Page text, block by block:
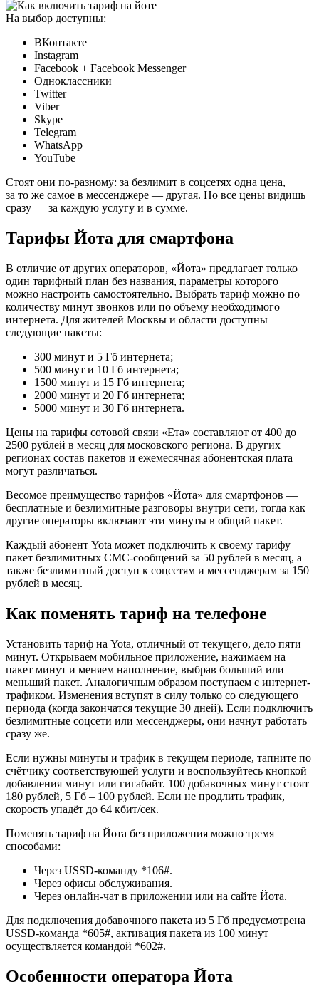
На выбор доступны:
ВКонтакте
Instagram
Facebook + Facebook Messenger
Одноклассники
Twitter
Viber
Skype
Telegram
WhatsApp
YouTube
Стоят они по-разному: за безлимит в соцсетях одна цена,
за то же самое в мессенджере — другая. Но все цены видишь
сразу — за каждую услугу и в сумме.
Тарифы Йота для смартфона
В отличие от других операторов, «Йота» предлагает только
один тарифный план без названия, параметры которого
можно настроить самостоятельно. Выбрать тариф можно по
количеству минут звонков или по объему необходимого
интернета. Для жителей Москвы и области доступны
следующие пакеты:
300 минут и 5 Гб интернета;
500 минут и 10 Гб интернета;
1500 минут и 15 Гб интернета;
2000 минут и 20 Гб интернета;
5000 минут и 30 Гб интернета.
Цены на тарифы сотовой связи «Ета» составляют от 400 до
2500 рублей в месяц для московского региона. В других
регионах состав пакетов и ежемесячная абонентская плата
могут различаться.
Весомое преимущество тарифов «Йота» для смартфонов —
бесплатные и безлимитные разговоры внутри сети, тогда как
другие операторы включают эти минуты в общий пакет.
Каждый абонент Yota может подключить к своему тарифу
пакет безлимитных СМС-сообщений за 50 рублей в месяц, а
также безлимитный доступ к соцсетям и мессенджерам за 150
рублей в месяц.
Как поменять тариф на телефоне
Установить тариф на Yota, отличный от текущего, дело пяти
минут. Открываем мобильное приложение, нажимаем на
пакет минут и меняем наполнение, выбрав больший или
меньший пакет. Аналогичным образом поступаем с интернет-
трафиком. Изменения вступят в силу только со следующего
периода (когда закончатся текущие 30 дней). Если подключить
безлимитные соцсети или мессенджеры, они начнут работать
сразу же.
Если нужны минуты и трафик в текущем периоде, тапните по
счётчику соответствующей услуги и воспользуйтесь кнопкой
добавления минут или гигабайт. 100 добавочных минут стоят
180 рублей, 5 Гб – 100 рублей. Если не продлить трафик,
скорость упадёт до 64 кбит/сек.
Поменять тариф на Йота без приложения можно тремя
способами:
Через USSD-команду *106#.
Через офисы обслуживания.
Через онлайн-чат в приложении или на сайте Йота.
Для подключения добавочного пакета из 5 Гб предусмотрена
USSD-команда *605#, активация пакета из 100 минут
осуществляется командой *602#.
Особенности оператора Йота